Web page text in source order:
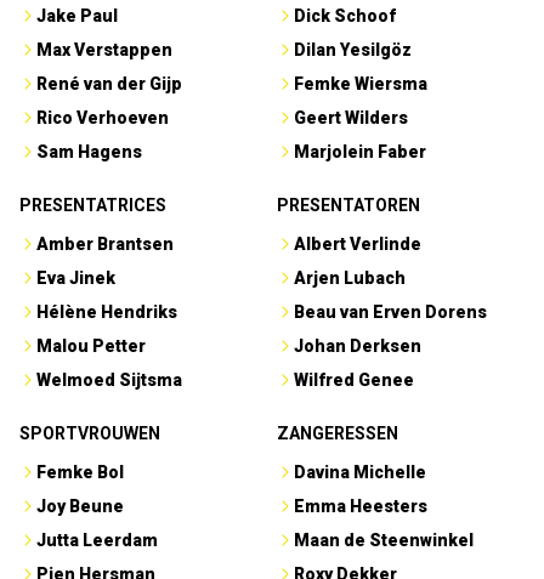
Jake Paul
Max Verstappen
René van der Gijp
Rico Verhoeven
Sam Hagens
Dick Schoof
Dilan Yesilgöz
Femke Wiersma
Geert Wilders
Marjolein Faber
PRESENTATRICES
Amber Brantsen
Eva Jinek
Hélène Hendriks
Malou Petter
Welmoed Sijtsma
PRESENTATOREN
Albert Verlinde
Arjen Lubach
Beau van Erven Dorens
Johan Derksen
Wilfred Genee
SPORTVROUWEN
Femke Bol
Joy Beune
Jutta Leerdam
Pien Hersman
ZANGERESSEN
Davina Michelle
Emma Heesters
Maan de Steenwinkel
Roxy Dekker